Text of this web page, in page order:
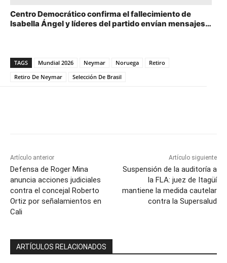
Centro Democrático confirma el fallecimiento de
Isabella Ángel y líderes del partido envían mensajes
TAGS Mundial 2026 Neymar Noruega
Retiro
Retiro De Neymar
Selección De Brasil
Artículo anterior
Defensa de Roger Mina
anuncia acciones judiciales
contra el concejal Roberto
Ortiz por señalamientos en
Cali
Artículo siguiente
Suspensión de la auditoría a
la FLA: juez de Itagüí
mantiene la medida cautelar
contra la Supersalud
ARTÍCULOS RELACIONADOS